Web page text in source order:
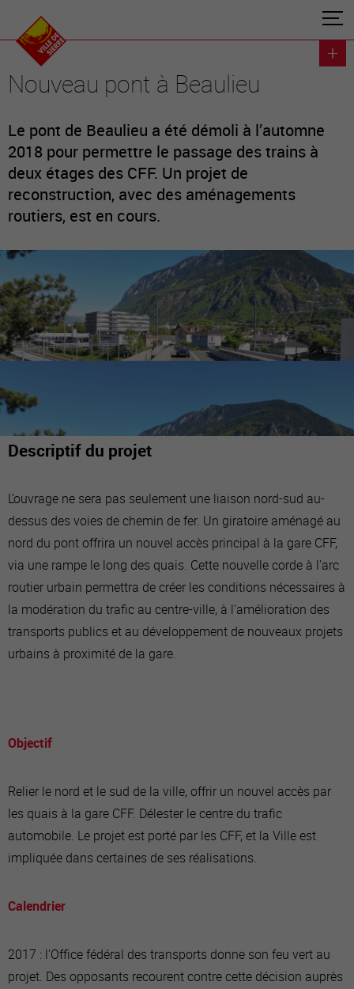
Nouveau pont à Beaulieu
Le pont de Beaulieu a été démoli à l’automne
2018 pour permettre le passage des trains à
deux étages des CFF. Un projet de
reconstruction, avec des aménagements
routiers, est en cours.
Descriptif du projet
L’ouvrage ne sera pas seulement une liaison nord-sud au-
dessus des voies de chemin de fer. Un giratoire aménagé au
nord du pont offrira un nouvel accès principal à la gare CFF,
via une rampe le long des quais. Cette nouvelle corde à l’arc
routier urbain permettra de créer les conditions nécessaires à
la modération du trafic au centre-ville, à l'amélioration des
transports publics et au développement de nouveaux projets
urbains à proximité de la gare.
Objectif
Relier le nord et le sud de la ville, offrir un nouvel accès par
les quais à la gare CFF. Délester le centre du trafic
automobile. Le projet est porté par les CFF, et la Ville est
impliquée dans certaines de ses réalisations.
Calendrier
2017 : l'Office fédéral des transports donne son feu vert au
projet. Des opposants recourent contre cette décision auprès